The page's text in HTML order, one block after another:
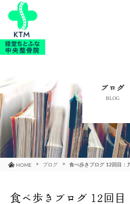
ブログ
BLOG
HOME ブログ 食べ歩きブログ 12回目：
食べ歩きブログ 12回目
当院のご紹介
お知らせ
ブログ
コラム